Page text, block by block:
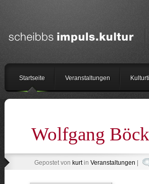
Startseite Veranstaltungen
Wolfgang Böck
Gepostet von kurtin Veranstaltungen